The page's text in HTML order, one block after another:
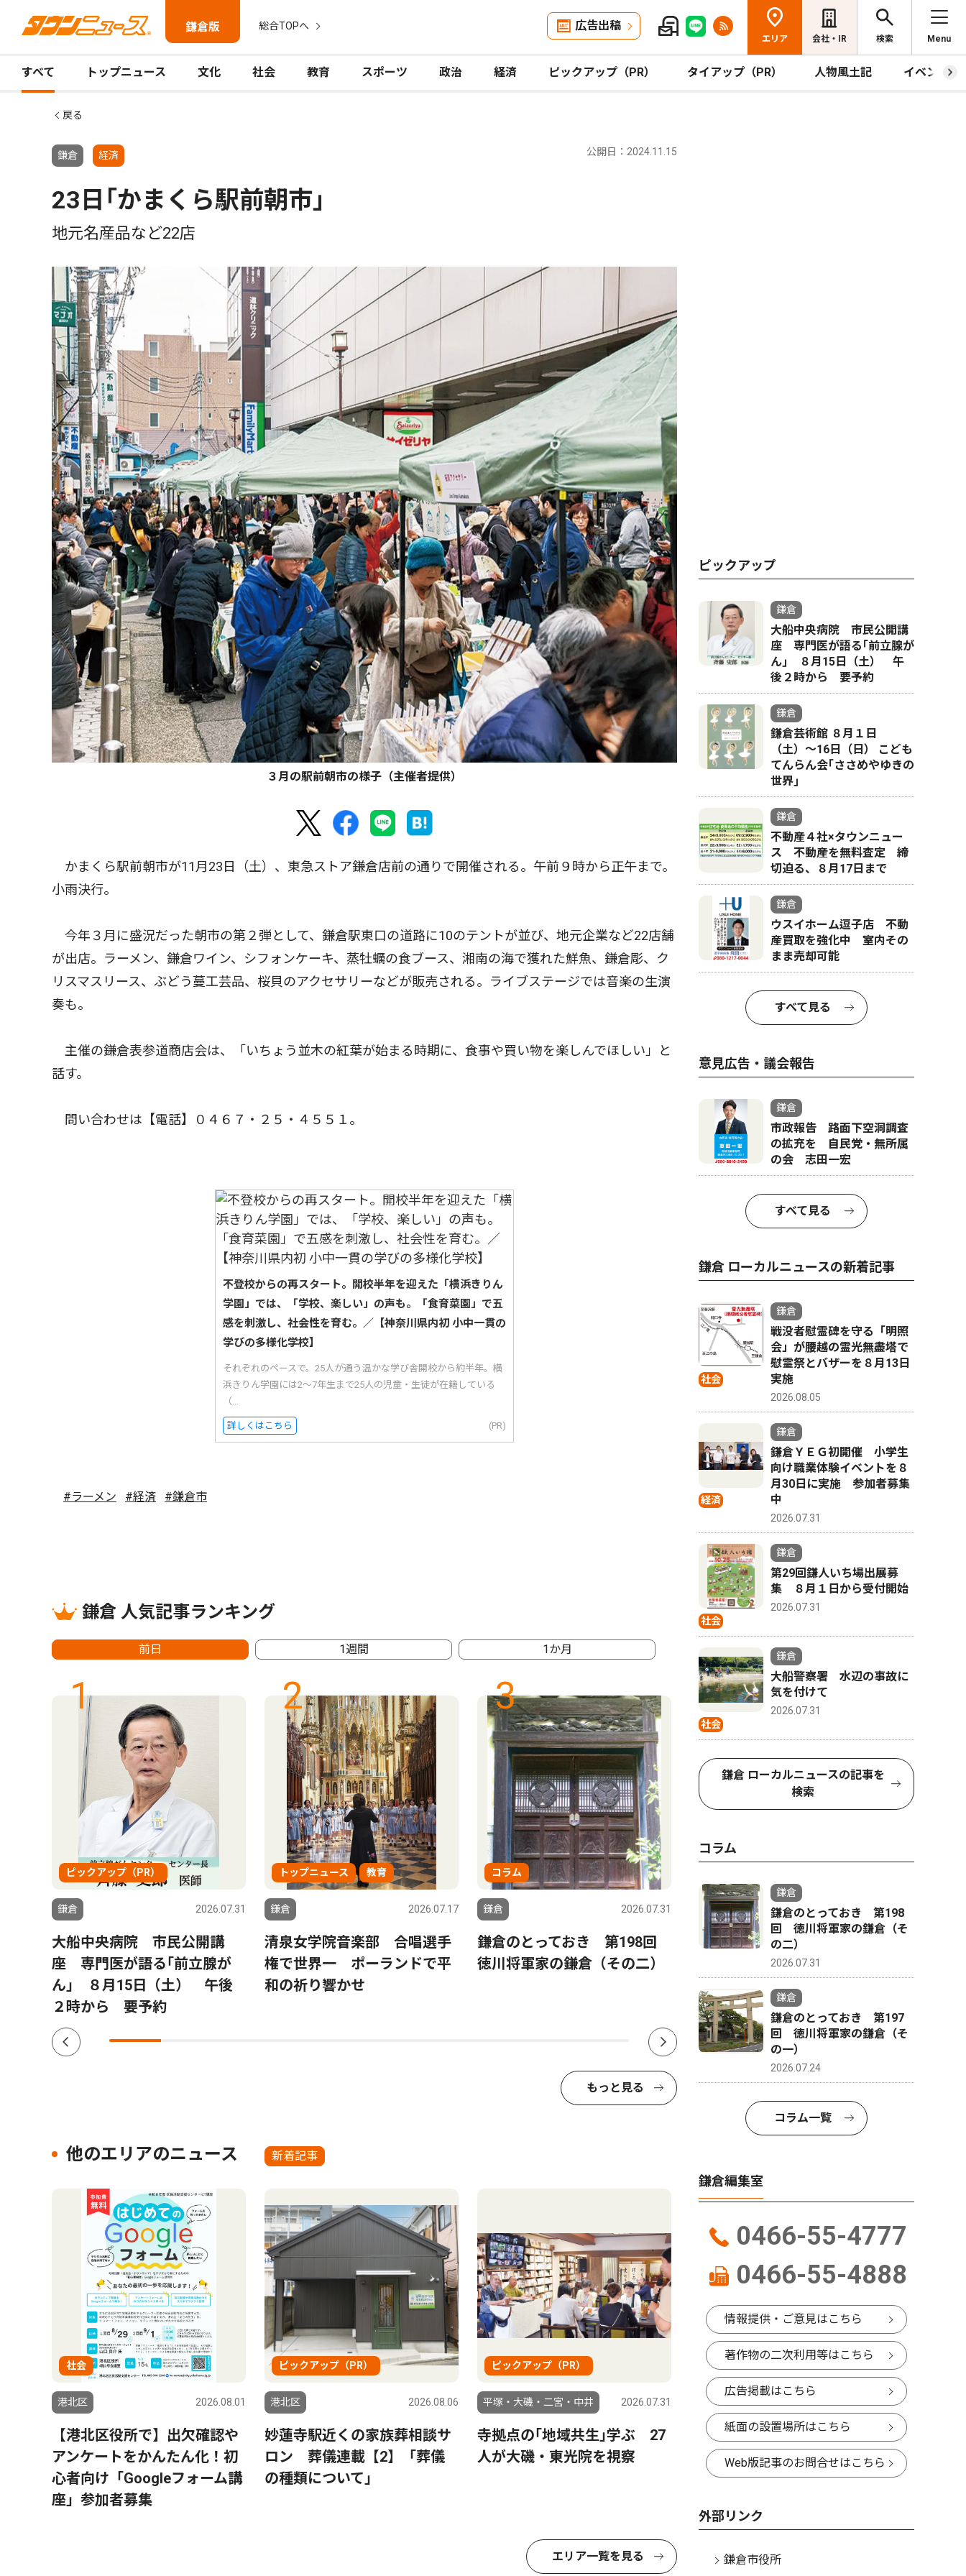
鎌倉版 総合TOPへ 広告出稿
エリア 会社・IR 検索 Menu
すべて トップニュース 文化 社会 教育 スポーツ 政治 経済 ピックアップ（PR） タイアップ（PR） 人物風土記 イベント
戻る
鎌倉 経済 公開日：2024.11.15
23日｢かまくら駅前朝市｣
地元名産品など22店
３月の駅前朝市の様子（主催者提供）
かまくら駅前朝市が11月23日（土）、東急ストア鎌倉店前の通りで開催される。午前９時から正午まで。
小雨決行。
今年３月に盛況だった朝市の第２弾として、鎌倉駅東口の道路に10のテントが並び、地元企業など22店舗
が出店。ラーメン、鎌倉ワイン、シフォンケーキ、蒸牡蠣の食ブース、湘南の海で獲れた鮮魚、鎌倉彫、ク
リスマスリース、ぶどう蔓工芸品、桜貝のアクセサリーなどが販売される。ライブステージでは音楽の生演
奏も。
主催の鎌倉表参道商店会は、「いちょう並木の紅葉が始まる時期に、食事や買い物を楽しんでほしい」と
話す。
問い合わせは【電話】０４６７・２５・４５５１。
不登校からの再スタート。開校半年を迎えた「横浜きりん
学園」では、「学校、楽しい」の声も。「食育菜園」で五
感を刺激し、社会性を育む。／【神奈川県内初 小中一貫の
学びの多様化学校】
それぞれのペースで。25人が通う温かな学び舎開校から約半年。横
浜きりん学園には2〜7年生まで25人の児童・生徒が在籍している
（...
詳しくはこちら (PR)
#ラーメン #経済 #鎌倉市
鎌倉 人気記事ランキング
前日 1週間 1か月
1
ピックアップ（PR）
鎌倉 2026.07.31
大船中央病院 市民公開講
座 専門医が語る｢前立腺が
ん｣ ８月15日（土） 午後
２時から 要予約
2
トップニュース 教育
鎌倉 2026.07.17
清泉女学院音楽部 合唱選手
権で世界一 ポーランドで平
和の祈り響かせ
3
コラム
鎌倉 2026.07.31
鎌倉のとっておき 第198回
徳川将軍家の鎌倉（その二）
4
鎌倉 2026.07.31
鎌倉学園剣道部 岩瀬中・
仲本さんも切符つかむ
もっと見る
他のエリアのニュース 新着記事
社会
港北区 2026.08.01
【港北区役所で】出欠確認や
アンケートをかんたん化！初
心者向け「Googleフォーム講
座」参加者募集
ピックアップ（PR）
港北区 2026.08.06
妙蓮寺駅近くの家族葬相談サ
ロン 葬儀連載【2】「葬儀
の種類について」
ピックアップ（PR）
平塚・大磯・二宮・中井 2026.07.31
寺拠点の｢地域共生｣学ぶ 27
人が大磯・東光院を視察
エリア一覧を見る
ピックアップ
鎌倉
大船中央病院 市民公開講
座 専門医が語る｢前立腺が
ん｣ ８月15日（土） 午
後２時から 要予約
鎌倉
鎌倉芸術館 ８月１日
（土）〜16日（日） こども
てんらん会｢ささめやゆきの
世界｣
鎌倉
不動産４社×タウンニュー
ス 不動産を無料査定 締
切迫る、８月17日まで
鎌倉
ウスイホーム逗子店 不動
産買取を強化中 室内その
まま売却可能
すべて見る
意見広告・議会報告
鎌倉
市政報告 路面下空洞調査
の拡充を 自民党・無所属
の会 志田一宏
すべて見る
鎌倉 ローカルニュースの新着記事
社会
鎌倉
戦没者慰霊碑を守る「明照
会」が腰越の霊光無盡塔で
慰霊祭とバザーを８月13日
実施
2026.08.05
経済
鎌倉
鎌倉ＹＥＧ初開催 小学生
向け職業体験イベントを８
月30日に実施 参加者募集
中
2026.07.31
社会
鎌倉
第29回鎌人いち場出展募
集 ８月１日から受付開始
2026.07.31
社会
鎌倉
大船警察署 水辺の事故に
気を付けて
2026.07.31
鎌倉 ローカルニュースの記事を
検索
コラム
鎌倉
鎌倉のとっておき 第198
回 徳川将軍家の鎌倉（そ
の二）
2026.07.31
鎌倉
鎌倉のとっておき 第197
回 徳川将軍家の鎌倉（そ
の一）
2026.07.24
コラム一覧
鎌倉編集室
0466-55-4777
0466-55-4888
情報提供・ご意見はこちら
著作物の二次利用等はこちら
広告掲載はこちら
紙面の設置場所はこちら
Web版記事のお問合せはこちら
外部リンク
鎌倉市役所